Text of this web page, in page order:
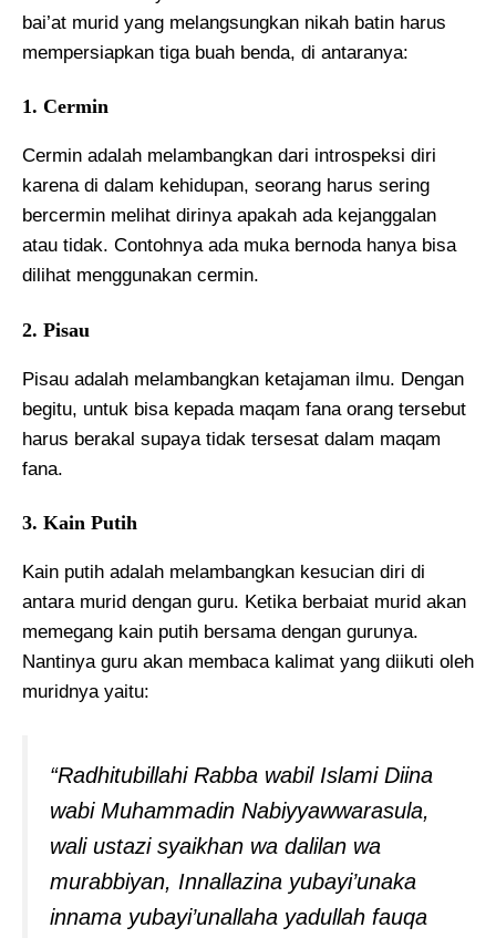
bai’at murid yang melangsungkan nikah batin harus
mempersiapkan tiga buah benda, di antaranya:
1. Cermin
Cermin adalah melambangkan dari introspeksi diri
karena di dalam kehidupan, seorang harus sering
bercermin melihat dirinya apakah ada kejanggalan
atau tidak. Contohnya ada muka bernoda hanya bisa
dilihat menggunakan cermin.
2. Pisau
Pisau adalah melambangkan ketajaman ilmu. Dengan
begitu, untuk bisa kepada maqam fana orang tersebut
harus berakal supaya tidak tersesat dalam maqam
fana.
3. Kain Putih
Kain putih adalah melambangkan kesucian diri di
antara murid dengan guru. Ketika berbaiat murid akan
memegang kain putih bersama dengan gurunya.
Nantinya guru akan membaca kalimat yang diikuti oleh
muridnya yaitu:
“Radhitubillahi Rabba wabil Islami Diina
wabi Muhammadin Nabiyyawwarasula,
wali ustazi syaikhan wa dalilan wa
murabbiyan, Innallazina yubayi’unaka
innama yubayi’unallaha yadullah fauqa